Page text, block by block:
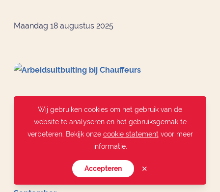
Maandag 18 augustus 2025
Maandag 18 augustus 2025
Wij gebruiken cookies om het gebruik van de
website te analyseren en het gebruiksgemak te
verbeteren. Bekijk onze cookie statement voor meer
informatie.
Accepteren ✕